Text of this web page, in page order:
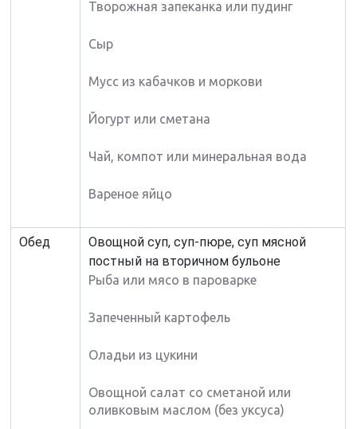
Творожная запеканка или пудинг
Сыр
Мусс из кабачков и моркови
Йогурт или сметана
Чай, компот или минеральная вода
Вареное яйцо
Обед
Овощной суп, суп-пюре, суп мясной
постный на вторичном бульоне
Рыба или мясо в пароварке
Запеченный картофель
Оладьи из цукини
Овощной салат со сметаной или
оливковым маслом (без уксуса)